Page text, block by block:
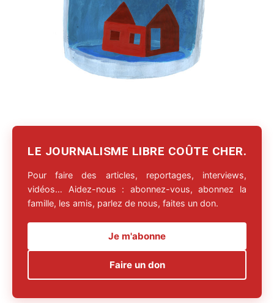
LE JOURNALISME LIBRE COÛTE CHER.
Pour faire des articles, reportages, interviews,
vidéos… Aidez-nous : abonnez-vous, abonnez la
famille, les amis, parlez de nous, faites un don.
Je m'abonne
Faire un don